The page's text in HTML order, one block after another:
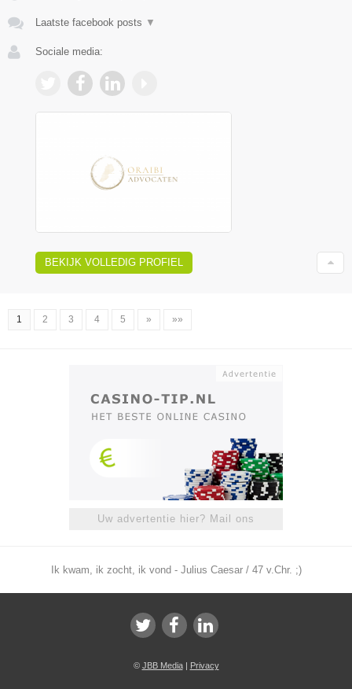
Laatste facebook posts ▼
Sociale media:
BEKIJK VOLLEDIG PROFIEL
1 2 3 4 5 » »»
Uw advertentie hier? Mail ons
Ik kwam, ik zocht, ik vond - Julius Caesar / 47 v.Chr. ;)
© JBB Media| Privacy